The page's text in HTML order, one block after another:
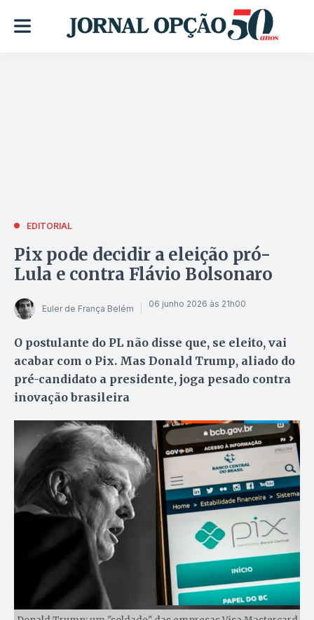
EDITORIAL
Pix pode decidir a eleição pró-
Lula e contra Flávio Bolsonaro
Euler de França Belém 06 junho 2026 às 21h00
O postulante do PL não disse que, se eleito, vai
acabar com o Pix. Mas Donald Trump, aliado do
pré-candidato a presidente, joga pesado contra
inovação brasileira